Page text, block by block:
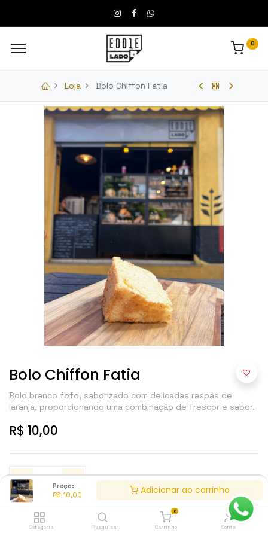
Preço:
R$ 10,00 Adicionar ao carrinho
Categoria Pesquisar
0
Carrinho Conta
0
Loja Bolo Chiffon Fatia
Bolo Chiffon Fatia
Bolo branco fofo, saborizado com delicadas raspas de
laranja, proporcionando uma combinação de frescor e sabor.
R$ 10,00
Adicionar ao carrinho